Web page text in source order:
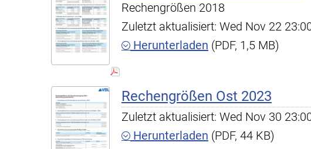
Rechengrößen 2018
Zuletzt aktualisiert: Wed Nov 22
Herunterladen (PDF, 1,5 MB)
Rechengrößen Ost 2023
Zuletzt aktualisiert: Wed Nov 30
Herunterladen (PDF, 44 KB)